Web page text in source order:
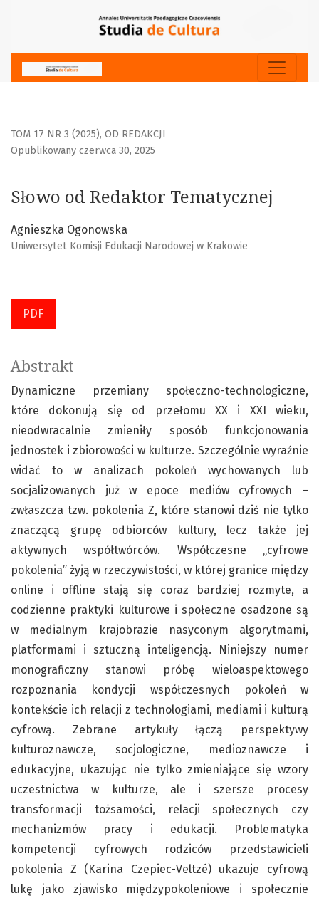
TOM 17 NR 3 (2025), OD REDAKCJI
Słowo od Redaktor Tematycznej
Opublikowany czerwca 30, 2025
Agnieszka Ogonowska
Uniwersytet Komisji Edukacji Narodowej w Krakowie
PDF
Abstrakt
Dynamiczne przemiany społeczno-technologiczne,
które dokonują się od przełomu XX i XXI wieku,
nieodwracalnie zmieniły sposób funkcjonowania
jednostek i zbiorowości w kulturze. Szczególnie wyraźnie
widać to w analizach pokoleń wychowanych lub
socjalizowanych już w epoce mediów cyfrowych –
zwłaszcza tzw. pokolenia Z, które stanowi dziś nie tylko
znaczącą grupę odbiorców kultury, lecz także jej
aktywnych współtwórców. Współczesne „cyfrowe
pokolenia” żyją w rzeczywistości, w której granice między
online i offline stają się coraz bardziej rozmyte, a
codzienne praktyki kulturowe i społeczne osadzone są
w medialnym krajobrazie nasyconym algorytmami,
platformami i sztuczną inteligencją. Niniejszy numer
monograficzny stanowi próbę wieloaspektowego
rozpoznania kondycji współczesnych pokoleń w
kontekście ich relacji z technologiami, mediami i kulturą
cyfrową. Zebrane artykuły łączą perspektywy
kulturoznawcze, socjologiczne, medioznawcze i
edukacyjne, ukazując nie tylko zmieniające się wzory
uczestnictwa w kulturze, ale i szersze procesy
transformacji tożsamości, relacji społecznych czy
mechanizmów pracy i edukacji. Problematyka
kompetencji cyfrowych rodziców przedstawicieli
pokolenia Z (Karina Czepiec-Veltzé) ukazuje cyfrową
lukę jako zjawisko międzypokoleniowe i społecznie